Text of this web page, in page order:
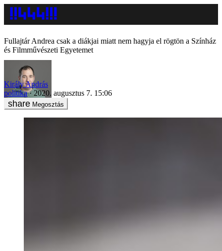
Fullajtár Andrea csak a diákjai miatt nem hagyja el rögtön a Színház
és Filmművészeti Egyetemet
Király András
politika
2020. augusztus 7. 15:06
Megosztás